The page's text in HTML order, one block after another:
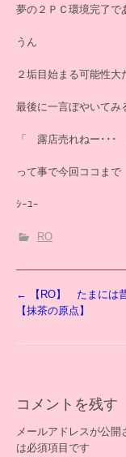
夢の２ＰＣ環境完了で
うん
２垢目始まる可能性大
最後に一言ぼやいてみ
「 露店売れねー･･･
って事で今回ココまで
ｼｰﾕｰ
RO
投
稿
ビ
シ
ョ
ン
←
【RO】 たまには
【抹茶の原点】
コメントを残す
メールアドレスが公開
は必須項目です